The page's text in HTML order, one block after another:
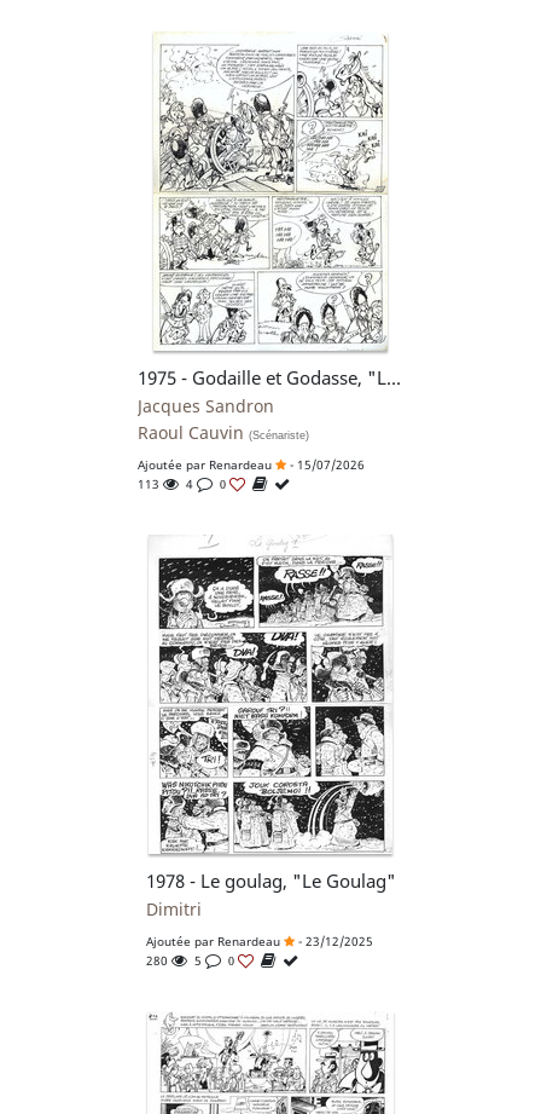
1975 - Godaille et Godasse, "L'étendard", planche n°1 alternative
Jacques Sandron
Raoul Cauvin (Scénariste)
Ajoutée par Renardeau
- 15/07/2026
113
4 0
1978 - Le goulag, "Le Goulag"
Dimitri
Ajoutée par Renardeau
- 23/12/2025
280
5 0